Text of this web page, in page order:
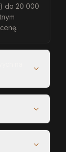
do 20 000